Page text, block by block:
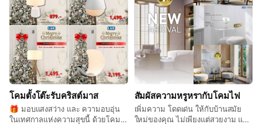
โคมตั้งโต๊ะรับคริสต์มาส
🎁 มอบแสงสว่าง และ ความอบอุ่น
ในเทศกาลแห่งความสุขนี้ ด้วยโคม
สัมผัสความหรูหรากับโคมไฟ
เพิ่มความ โดดเด่น ให้กับบ้านสมัย
ใหม่ของคุณ ไม่เพียงแต่สวยงาม แต่